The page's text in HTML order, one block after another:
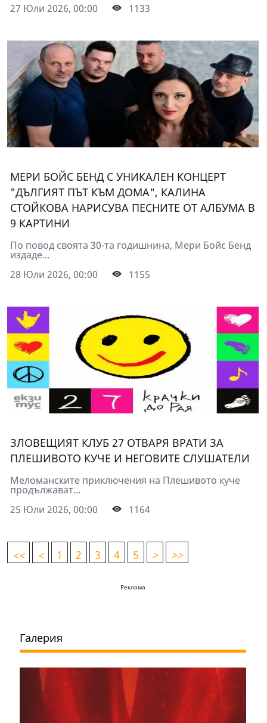
27 Юли 2026, 00:00 1133
МЕРИ БОЙС БЕНД С УНИКАЛЕН КОНЦЕРТ
"ДЪЛГИЯТ ПЪТ КЪМ ДОМА", КАЛИНА
СТОЙКОВА НАРИСУВА ПЕСНИТЕ ОТ АЛБУМА В
9 КАРТИНИ
По повод своята 30-та годишнина, Мери Бойс Бенд
издаде...
28 Юли 2026, 00:00
1155
ЗЛОВЕЩИЯТ КЛУБ 27 ОТВАРЯ ВРАТИ ЗА
ПЛЕШИВОТО КУЧЕ И НЕГОВИТЕ СЛУШАТЕЛИ
Меломанските приключения на Плешивото куче
продължават...
25 Юли 2026, 00:00
1164
<< < 1 2 3 4 5 > >>
Реклама
Галерия